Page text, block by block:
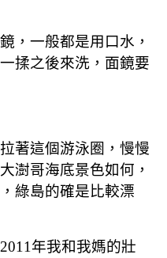
，一般都是用口水，
揉之後來洗，面鏡要
著這個游泳圈，慢慢
澍哥海底景色如何，
綠島的確是比較漂
年我和我媽的壯